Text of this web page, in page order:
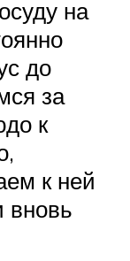
на
до
за
к
к ней
вновь